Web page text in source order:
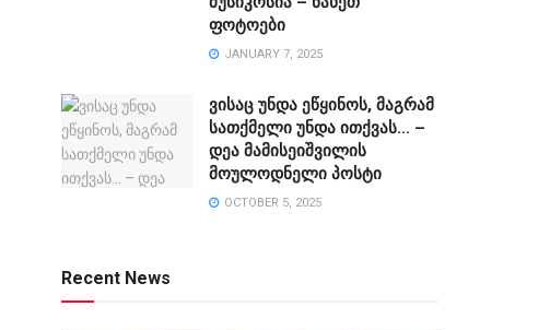
ფოტოები
JANUARY 7, 2025
ვისაც უნდა ეწყინოს, მაგრამ
სათქმელი უნდა ითქვას… –
დეა მამისეიშვილის
მოულოდნელი პოსტი
OCTOBER 5, 2025
Recent News